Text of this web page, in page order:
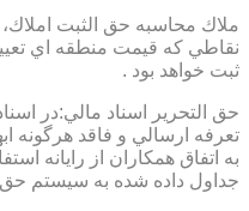
ملاك محاسبه حق الثبت
نقاطي كه قيمت منطقه اي
ثبت خواهد بود .
حق التحرير اسناد مالي:در
تعرفه ارسالي و فاقد هرگونه
به اتفاق همكاران از رايانه
جداول داده شده به سيستم